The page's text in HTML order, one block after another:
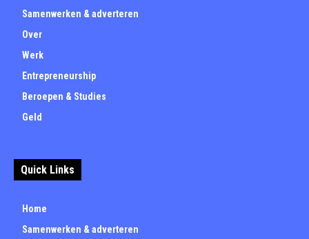
Samenwerken & adverteren
Over
Werk
Entrepreneurship
Beroepen & Studies
Geld
Quick Links
Home
Samenwerken & adverteren